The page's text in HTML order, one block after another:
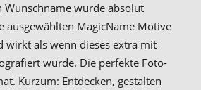
Wunschname wurde absolut
ausgewählten MagicName Motive
wirkt als wenn dieses extra mit
wurde. Die perfekte Foto-
Kurzum: Entdecken, gestalten